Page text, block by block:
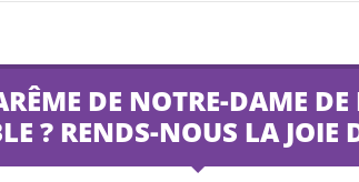
DE NOTRE-DAME
? RENDS-NOUS LA JOIE